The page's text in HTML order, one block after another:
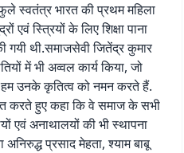
स्वतंत्र भारत की प्रथम महिला
एवं स्त्रियों के लिए शिक्षा पाना
गयी थी.समाजसेवी जितेंद्र कुमार
में भी अव्वल कार्य किया, जो
हम उनके कृतित्व को नमन करते हैं.
करते हुए कहा कि वे समाज के सभी
एवं अनाथालयों की भी स्थापना
प्रसाद मेहता, श्याम बाबू